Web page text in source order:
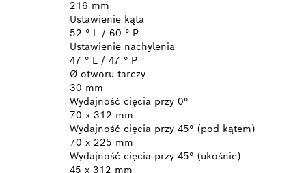
216 mm
Ustawienie kąta
52 ° L / 60 ° P
Ustawienie nachylenia
47 ° L / 47 ° P
Ø otworu tarczy
30 mm
Wydajność cięcia przy 0°
70 x 312 mm
Wydajność cięcia przy 45° (pod kątem)
70 x 225 mm
Wydajność cięcia przy 45° (ukośnie)
45 x 312 mm